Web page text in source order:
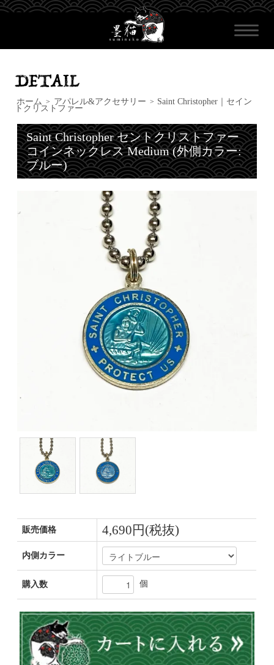
ホーム > アパレル&アクセサリー > Saint Christopher｜セイン
トクリストファー
Saint Christopher セントクリストファー
コインネックレス Medium (外側カラー:
ブルー)
販売価格 4,690円(税抜)
内側カラー
購入数 個